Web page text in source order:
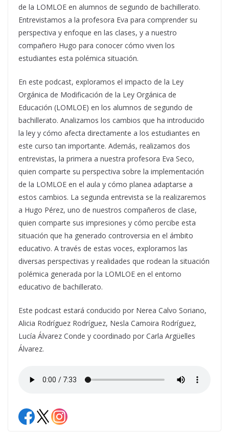
de la LOMLOE en alumnos de segundo de bachillerato.
Entrevistamos a la profesora Eva para comprender su
perspectiva y enfoque en las clases, y a nuestro
compañero Hugo para conocer cómo viven los
estudiantes esta polémica situación.
En este podcast, exploramos el impacto de la Ley
Orgánica de Modificación de la Ley Orgánica de
Educación (LOMLOE) en los alumnos de segundo de
bachillerato. Analizamos los cambios que ha introducido
la ley y cómo afecta directamente a los estudiantes en
este curso tan importante. Además, realizamos dos
entrevistas, la primera a nuestra profesora Eva Seco,
quien comparte su perspectiva sobre la implementación
de la LOMLOE en el aula y cómo planea adaptarse a
estos cambios. La segunda entrevista se la realizaremos
a Hugo Pérez, uno de nuestros compañeros de clase,
quien comparte sus impresiones y cómo percibe esta
situación que ha generado controversia en el ámbito
educativo. A través de estas voces, exploramos las
diversas perspectivas y realidades que rodean la situación
polémica generada por la LOMLOE en el entorno
educativo de bachillerato.
Este podcast estará conducido por Nerea Calvo Soriano,
Alicia Rodríguez Rodríguez, Nesla Camoira Rodríguez,
Lucía Álvarez Conde y coordinado por Carla Argüelles
Álvarez.